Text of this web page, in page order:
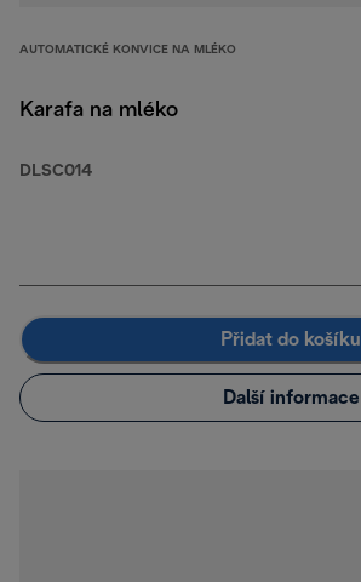
AUTOMATICKÉ KONVICE NA MLÉKO
Karafa na mléko
DLSC014
Přidat do košíku
Další informace